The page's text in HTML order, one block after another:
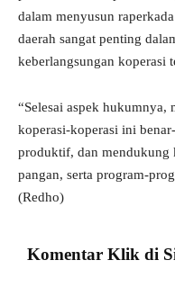
dalam menyusun
daerah sangat penting
keberlangsungan koperasi
“Selesai aspek hukumnya,
koperasi-koperasi ini
produktif, dan mendukung
pangan, serta program-
(Redho)
Komentar Klik di